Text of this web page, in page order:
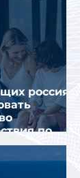
россиян
по